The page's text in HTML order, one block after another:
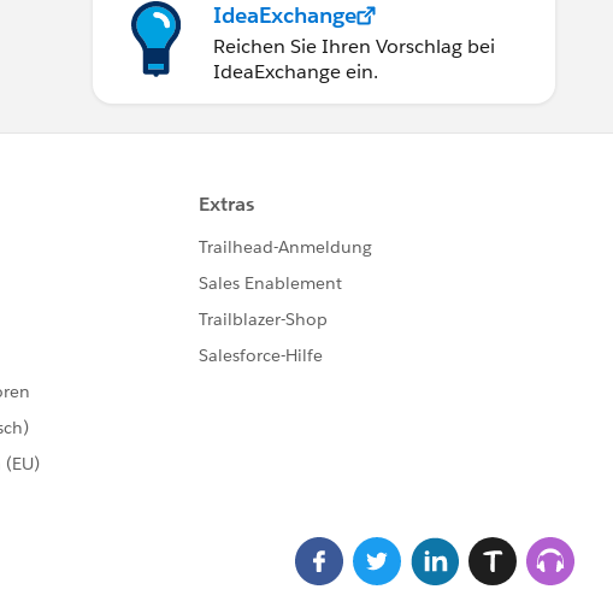
IdeaExchange
Reichen Sie Ihren Vorschlag bei
IdeaExchange ein.